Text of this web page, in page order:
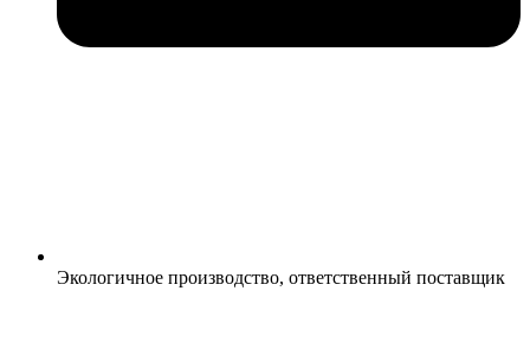
Экологичное производство, ответственный поставщик